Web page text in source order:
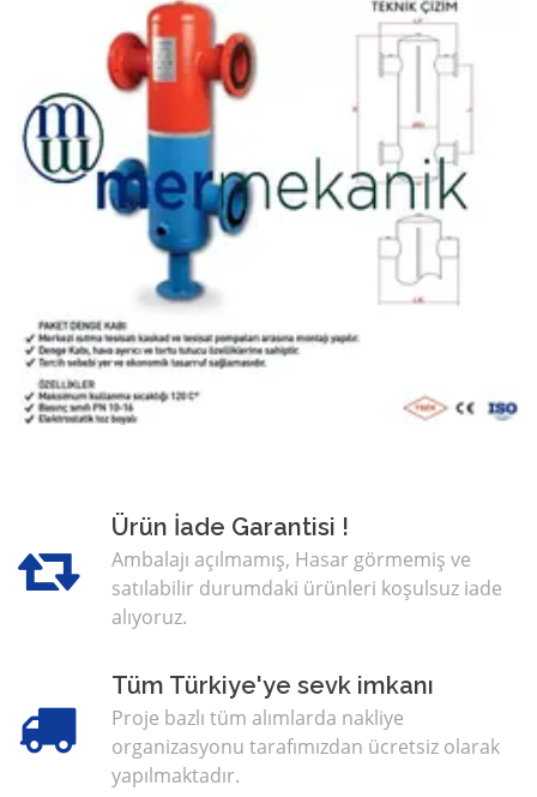
Ürün İade Garantisi !
Ambalajı açılmamış, Hasar görmemiş ve
satılabilir durumdaki ürünleri koşulsuz iade
alıyoruz.
Tüm Türkiye'ye sevk imkanı
Proje bazlı tüm alımlarda nakliye
organizasyonu tarafımızdan ücretsiz olarak
yapılmaktadır.